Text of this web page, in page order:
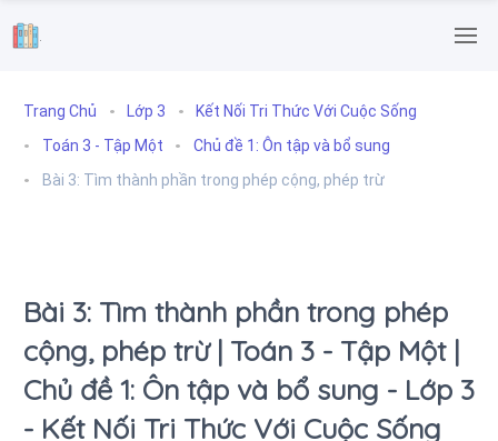
.
Trang Chủ Lớp 3
Kết Nối Tri Thức Với Cuộc Sống
Toán 3 - Tập Một
Chủ đề 1: Ôn tập và bổ sung
Bài 3: Tìm thành phần trong phép cộng, phép trừ
Bài 3: Tìm thành phần trong phép
cộng, phép trừ | Toán 3 - Tập Một |
Chủ đề 1: Ôn tập và bổ sung - Lớp 3
- Kết Nối Tri Thức Với Cuộc Sống